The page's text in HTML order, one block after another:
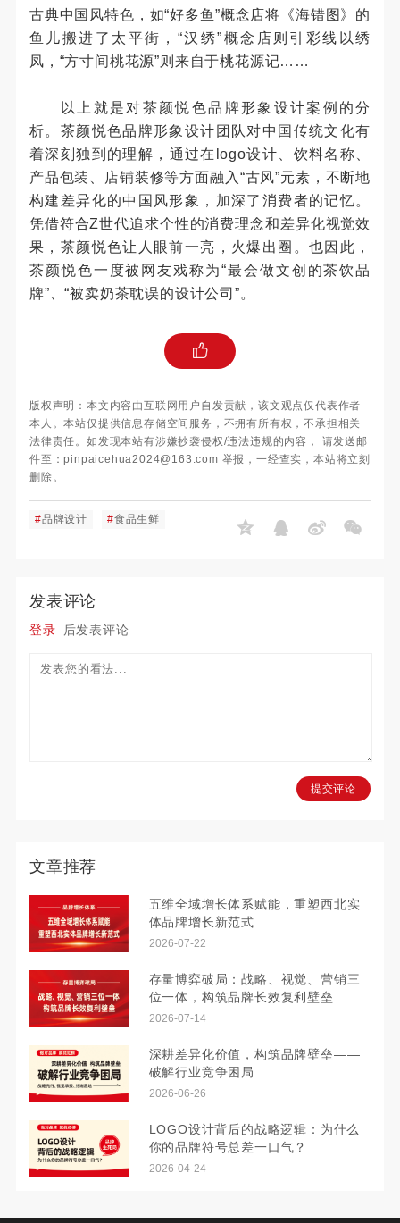
古典中国风特色，如“好多鱼”概念店将《海错图》的
鱼儿搬进了太平街，“汉绣”概念店则引彩线以绣
凤，“方寸间桃花源”则来自于桃花源记……
以上就是对茶颜悦色品牌形象设计案例的分
析。茶颜悦色品牌形象设计团队对中国传统文化有
着深刻独到的理解，通过在logo设计、饮料名称、
产品包装、店铺装修等方面融入“古风”元素，不断地
构建差异化的中国风形象，加深了消费者的记忆。
凭借符合Z世代追求个性的消费理念和差异化视觉效
果，茶颜悦色让人眼前一亮，火爆出圈。也因此，
茶颜悦色一度被网友戏称为“最会做文创的茶饮品
牌”、“被卖奶茶耽误的设计公司”。
版权声明：本文内容由互联网用户自发贡献，该文观点仅代表作者
本人。本站仅提供信息存储空间服务，不拥有所有权，不承担相关
法律责任。如发现本站有涉嫌抄袭侵权/违法违规的内容， 请发送邮
件至：pinpaicehua2024@163.com 举报，一经查实，本站将立刻
删除。
#品牌设计 #食品生鲜
发表评论
登录 后发表评论
提交评论
文章推荐
五维全域增长体系赋能，重塑西北实
体品牌增长新范式
2026-07-22
存量博弈破局：战略、视觉、营销三
位一体，构筑品牌长效复利壁垒
2026-07-14
深耕差异化价值，构筑品牌壁垒——
破解行业竞争困局
2026-06-26
LOGO设计背后的战略逻辑：为什么
你的品牌符号总差一口气？
2026-04-24